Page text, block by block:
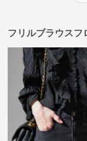
フリルブラウスフ